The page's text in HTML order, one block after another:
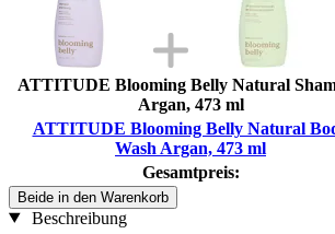
ATTITUDE Blooming Belly Natural
Argan, 473 ml
ATTITUDE Blooming Belly Natural
Wash Argan, 473 ml
Gesamtpreis:
Beide in den Warenkorb
Beschreibung